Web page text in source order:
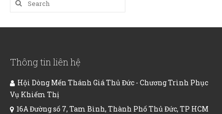
for:
Thông tin liên hệ
Hội Dòng Mến Thánh Giá Thủ Đức - Chương Trình Phục
Vụ Khiếm Thị
16A Đường số 7, Tam Bình, Thành Phố Thủ Đức, TP HCM